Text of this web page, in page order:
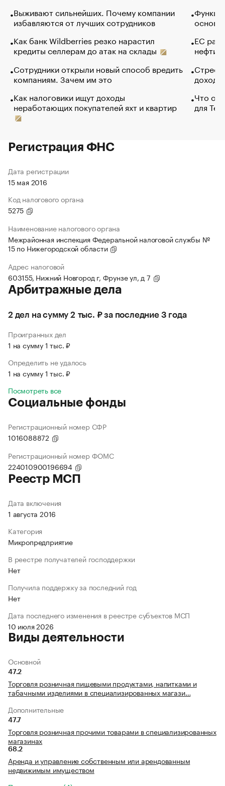
Выживают сильнейших. Почему компании
избавляются от лучших сотрудников
Как банк Wildberries резко нарастил
кредиты селлерам до атак на склады
Сотрудники открыли новый способ вредить
компаниям. Зачем им это
Как налоговики ищут доходы
неработающих покупателей яхт и квартир
основ
ЕС
нефти
Что
для
Регистрация ФНС
Дата регистрации
15 мая 2016
Код налогового органа
5275
Наименование налогового органа
Межрайонная инспекция Федеральной налоговой службы №
15 по Нижегородской области
Адрес налоговой
603155, Нижний Новгород г, Фрунзе ул, д 7
Арбитражные дела
2 дел на сумму 2 тыс. ₽ за последние 3 года
Проигранных дел
1 на сумму 1 тыс. ₽
Определить не удалось
1 на сумму 1 тыс. ₽
Посмотреть все
Социальные фонды
Регистрационный номер СФР
1016088872
Регистрационный номер ФОМС
224010900196694
Реестр МСП
Дата включения
1 августа 2016
Категория
Микропредприятие
В реестре получателей господдержки
Нет
Получила поддержку за последний год
Нет
Дата последнего изменения в реестре субъектов МСП
10 июля 2026
Виды деятельности
Основной
47.2
Торговля розничная пищевыми продуктами, напитками и
табачными изделиями в специализированных магази…
Дополнительные
47.7
Торговля розничная прочими товарами в специализированных
магазинах
68.2
Аренда и управление собственным или арендованным
недвижимым имуществом